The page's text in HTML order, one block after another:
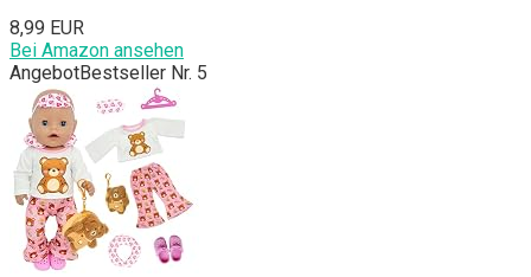
8,99 EUR
Bei Amazon ansehen
AngebotBestseller Nr. 5